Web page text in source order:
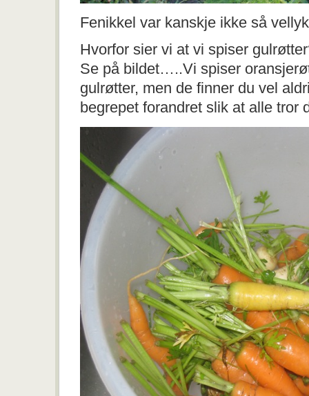
Fenikkel var kanskje ikke så
Hvorfor sier vi at vi spiser
Se på bildet…..Vi spiser
gulrøtter, men de finner du vel
begrepet forandret slik at alle tror